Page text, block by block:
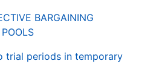
BARGAINING
trial periods in temporary